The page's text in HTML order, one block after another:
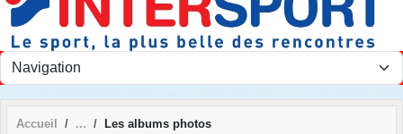
Accueil Les albums photos